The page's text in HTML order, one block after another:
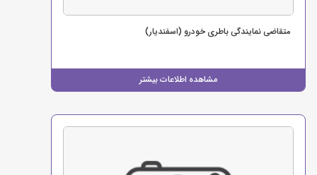
مشاهده اطلاعات بیشتر
متقاضی نمایندگی باطری خودرو (اسفندیار)